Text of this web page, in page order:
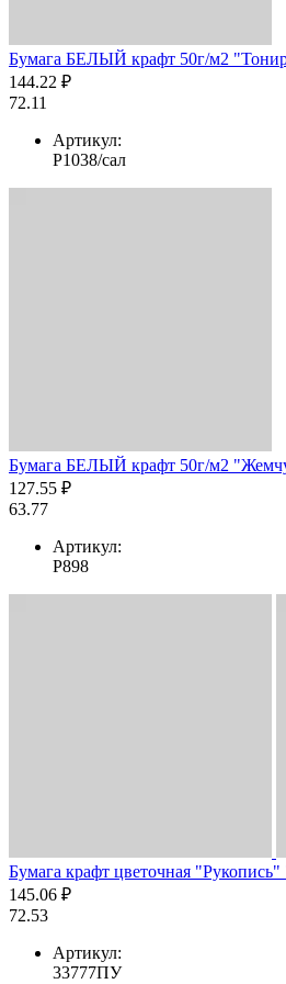
Бумага БЕЛЫЙ крафт 50г/м2
144.22 ₽
72.11
Артикул:
Р1038/сал
Бумага БЕЛЫЙ крафт 50г/м2
127.55 ₽
63.77
Артикул:
Р898
Бумага крафт цветочная
145.06 ₽
72.53
Артикул:
33777ПУ